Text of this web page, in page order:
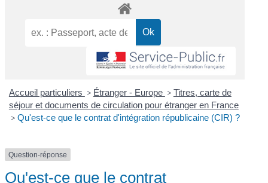
Accueil particuliers > Étranger - Europe > Titres, carte de
séjour et documents de circulation pour étranger en France
> Qu'est-ce que le contrat d'intégration républicaine (CIR) ?
Question-réponse
Qu'est-ce que le contrat